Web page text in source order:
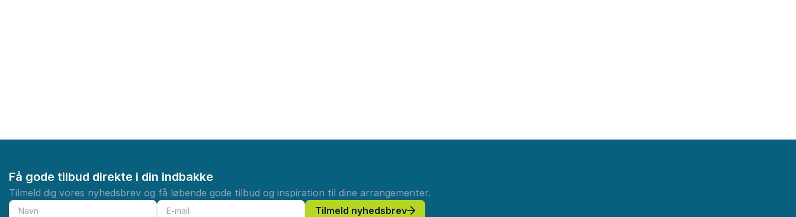
Få gode tilbud direkte i din indbakke
Tilmeld dig vores nyhedsbrev og få løbende gode tilbud og inspiration til dine arrangementer.
Tilmeld nyhedsbrev